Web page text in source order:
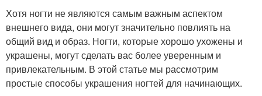
Хотя ногти не являются самым важным аспектом
внешнего вида, они могут значительно повлиять на
общий вид и образ. Ногти, которые хорошо ухожены и
украшены, могут сделать вас более уверенным и
привлекательным. В этой статье мы рассмотрим
простые способы украшения ногтей для начинающих.